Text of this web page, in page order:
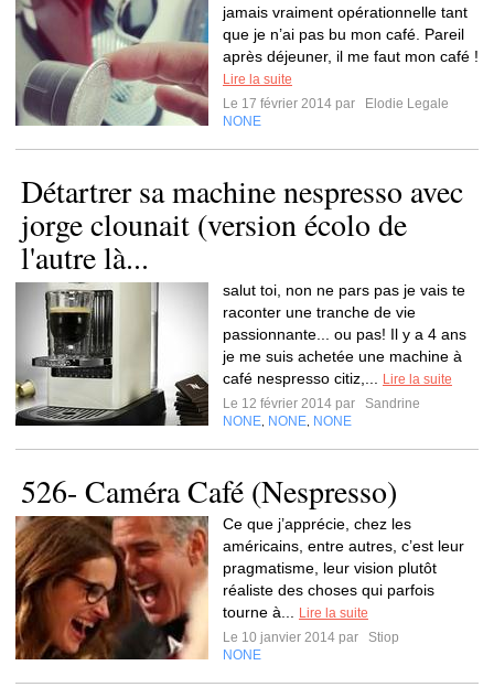
jamais vraiment opérationnelle tant
que je n’ai pas bu mon café. Pareil
après déjeuner, il me faut mon café !
Lire la suite
Le 17 février 2014 par
Elodie Legale
NONE
Détartrer sa machine nespresso avec
jorge clounait (version écolo de
l'autre là...
salut toi, non ne pars pas je vais te
raconter une tranche de vie
passionnante... ou pas! Il y a 4 ans
je me suis achetée une machine à
café nespresso citiz,...
Lire la suite
Le 12 février 2014 par
Sandrine
NONE NONE NONE
526- Caméra Café (Nespresso)
Ce que j’apprécie, chez les
américains, entre autres, c’est leur
pragmatisme, leur vision plutôt
réaliste des choses qui parfois
tourne à...
Lire la suite
Le 10 janvier 2014 par
Stiop
NONE